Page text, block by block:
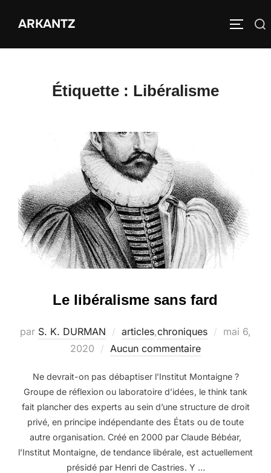
ARKANTZ Rechercher :
Étiquette : Libéralisme
Le libéralisme sans fard
par S. K. DURMAN articles,chroniques
Publié
mai 6,
2020
Aucun commentaire
Ne devrait-on pas débaptiser l’Institut Montaigne ?
Groupe de réflexion ou laboratoire d’idées, le think tank
fait plancher des experts au sein d’une structure de droit
privé, en principe indépendante des États ou de toute
autre organisation. Créé en 2000 par Claude Bébéar,
l’Institut Montaigne, de tendance libérale, est actuellement
présidé par Henri de Castries. Y …